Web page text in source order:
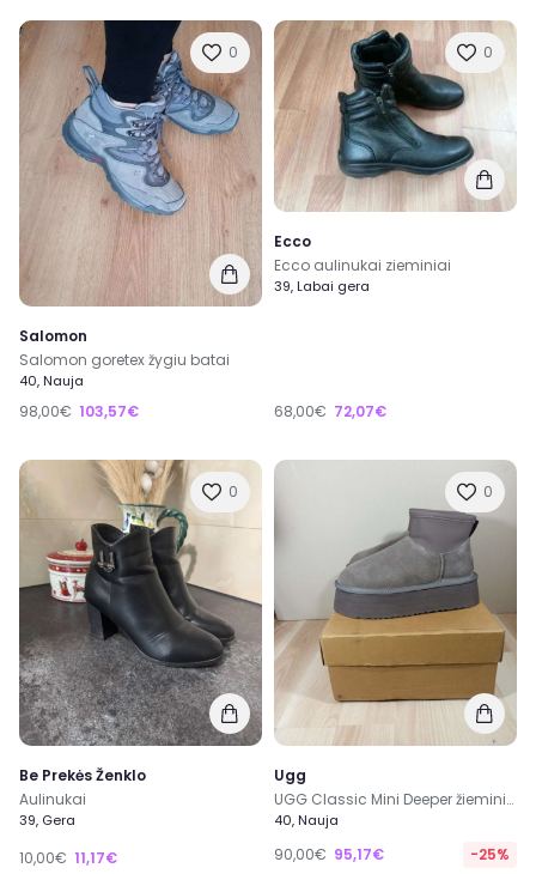
0
Salomon
Salomon goretex žygiu batai
40, Nauja
98,00€ 103,57€
0
Ecco
Ecco aulinukai zieminiai
39, Labai gera
68,00€ 72,07€
0
Be Prekės Ženklo
Aulinukai
39, Gera
10,00€ 11,17€
0
Ugg
UGG Classic Mini Deeper žieminiai aulinukai su avikailiu
40, Nauja
90,00€ 95,17€ -25%